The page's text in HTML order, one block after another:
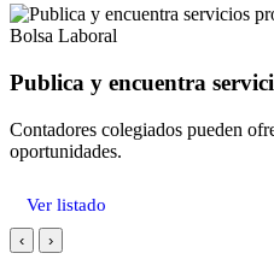
Bolsa Laboral
Publica y encuentra
Contadores colegiados pueden
oportunidades.
Ver listado
‹ ›